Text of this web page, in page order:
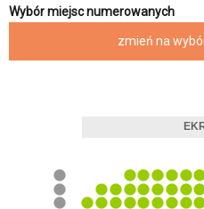
Wybór miejsc numerowanych
zmień na